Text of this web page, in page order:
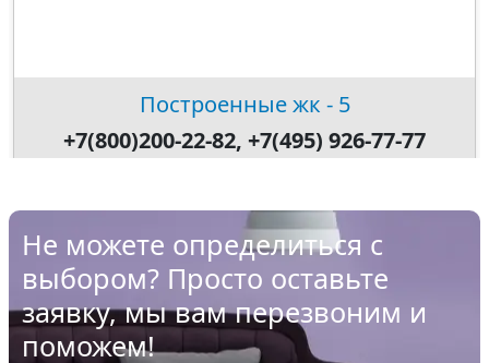
Построенные жк - 5
+7(800)200-22-82, +7(495) 926-77-77
Не можете определиться с
выбором? Просто оставьте
заявку, мы вам перезвоним и
поможем!